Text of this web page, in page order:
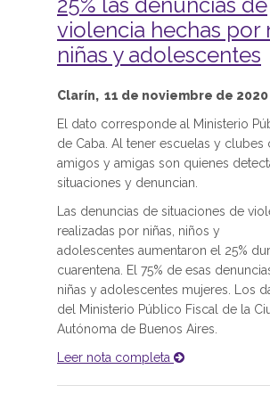
violencia hechas por
niñas y adolescentes
Clarín, 11 de noviembre de 2020
El dato corresponde al Ministerio
de Caba. Al tener escuelas y clubes
amigos y amigas son quienes
situaciones y denuncian.
Las denuncias de situaciones de
realizadas por niñas, niños y
adolescentes aumentaron el 25%
cuarentena. El 75% de esas
niñas y adolescentes mujeres. Los
del Ministerio Público Fiscal de la
Autónoma de Buenos Aires.
Leer nota completa